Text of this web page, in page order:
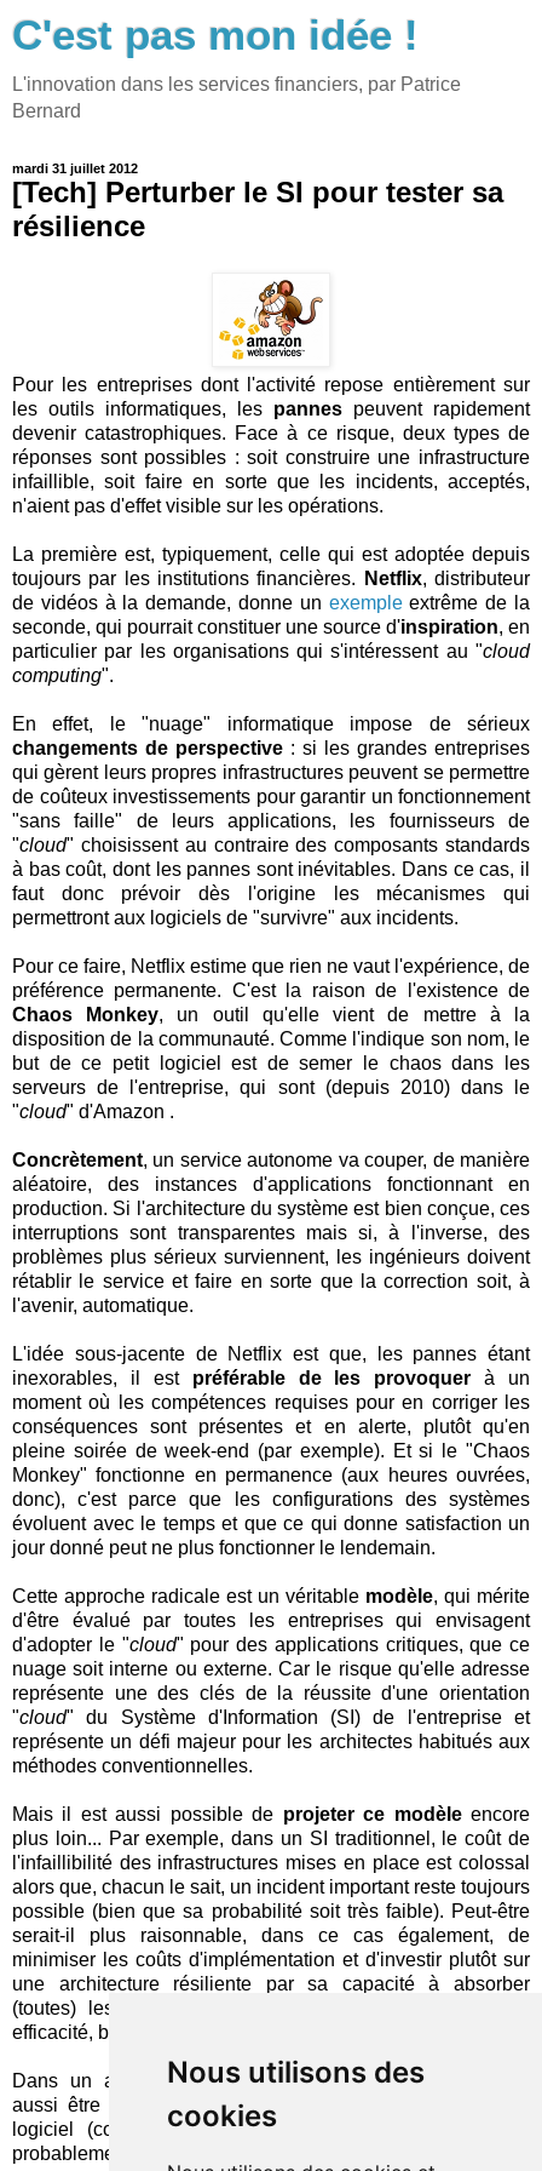
Nous utilisons des
cookies
C'est pas mon idée !
L'innovation dans les services financiers, par Patrice
Bernard
mardi 31 juillet 2012
[Tech] Perturber le SI pour tester sa
résilience
Pour les entreprises dont l'activité repose entièrement sur
les outils informatiques, les pannes peuvent rapidement
devenir catastrophiques. Face à ce risque, deux types de
réponses sont possibles : soit construire une infrastructure
infaillible, soit faire en sorte que les incidents, acceptés,
n'aient pas d'effet visible sur les opérations.
La première est, typiquement, celle qui est adoptée depuis
toujours par les institutions financières.
Netflix, distributeur
de vidéos à la demande, donne un exempleextrême de la
seconde, qui pourrait constituer une source d'inspiration, en
particulier par les organisations qui s'intéressent au "cloud
computing".
En effet, le "nuage" informatique impose de sérieux
changements de perspective : si les grandes entreprises
qui gèrent leurs propres infrastructures peuvent se permettre
de coûteux investissements pour garantir un fonctionnement
"sans faille" de leurs applications, les fournisseurs de
"cloud" choisissent au contraire des composants standards
à bas coût, dont les pannes sont inévitables. Dans ce cas, il
faut donc prévoir dès l'origine les mécanismes qui
permettront aux logiciels de "survivre" aux incidents.
Pour ce faire, Netflix estime que rien ne vaut l'expérience, de
préférence permanente. C'est la raison de l'existence de
Chaos Monkey, un outil qu'elle vient de mettre à la
disposition de la communauté. Comme l'indique son nom, le
but de ce petit logiciel est de semer le chaos dans les
serveurs de l'entreprise, qui sont (depuis 2010) dans le
"cloud" d'Amazon .
Concrètement, un service autonome va couper, de manière
aléatoire, des instances d'applications fonctionnant en
production. Si l'architecture du système est bien conçue, ces
interruptions sont transparentes mais si, à l'inverse, des
problèmes plus sérieux surviennent, les ingénieurs doivent
rétablir le service et faire en sorte que la correction soit, à
l'avenir, automatique.
L'idée sous-jacente de Netflix est que, les pannes étant
inexorables, il est préférable de les provoquer à un
moment où les compétences requises pour en corriger les
conséquences sont présentes et en alerte, plutôt qu'en
pleine soirée de week-end (par exemple). Et si le "Chaos
Monkey" fonctionne en permanence (aux heures ouvrées,
donc), c'est parce que les configurations des systèmes
évoluent avec le temps et que ce qui donne satisfaction un
jour donné peut ne plus fonctionner le lendemain.
Cette approche radicale est un véritable modèle, qui mérite
d'être évalué par toutes les entreprises qui envisagent
d'adopter le "cloud" pour des applications critiques, que ce
nuage soit interne ou externe. Car le risque qu'elle adresse
représente une des clés de la réussite d'une orientation
"cloud" du Système d'Information (SI) de l'entreprise et
représente un défi majeur pour les architectes habitués aux
méthodes conventionnelles.
Mais il est aussi possible de projeter ce modèleencore
plus loin... Par exemple, dans un SI traditionnel, le coût de
l'infaillibilité des infrastructures mises en place est colossal
alors que, chacun le sait, un incident important reste toujours
possible (bien que sa probabilité soit très faible). Peut-être
serait-il plus raisonnable, dans ce cas également, de
minimiser les coûts d'implémentation et d'investir plutôt sur
une architecture résiliente par sa capacité à absorber
(toutes) les pannes ? En vérifiant en permanence son
efficacité, bien sûr !
Dans un autre registre, les mêmes principes pourraient
aussi être appliqués dans le domaine du développement
logiciel (comme je l'ai déjà
probablement, d'autres encores...